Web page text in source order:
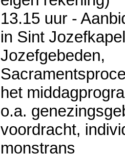
13.15 uur -
in Sint
Jozefgebeden,
het
o.a.
voordracht,
monstrans